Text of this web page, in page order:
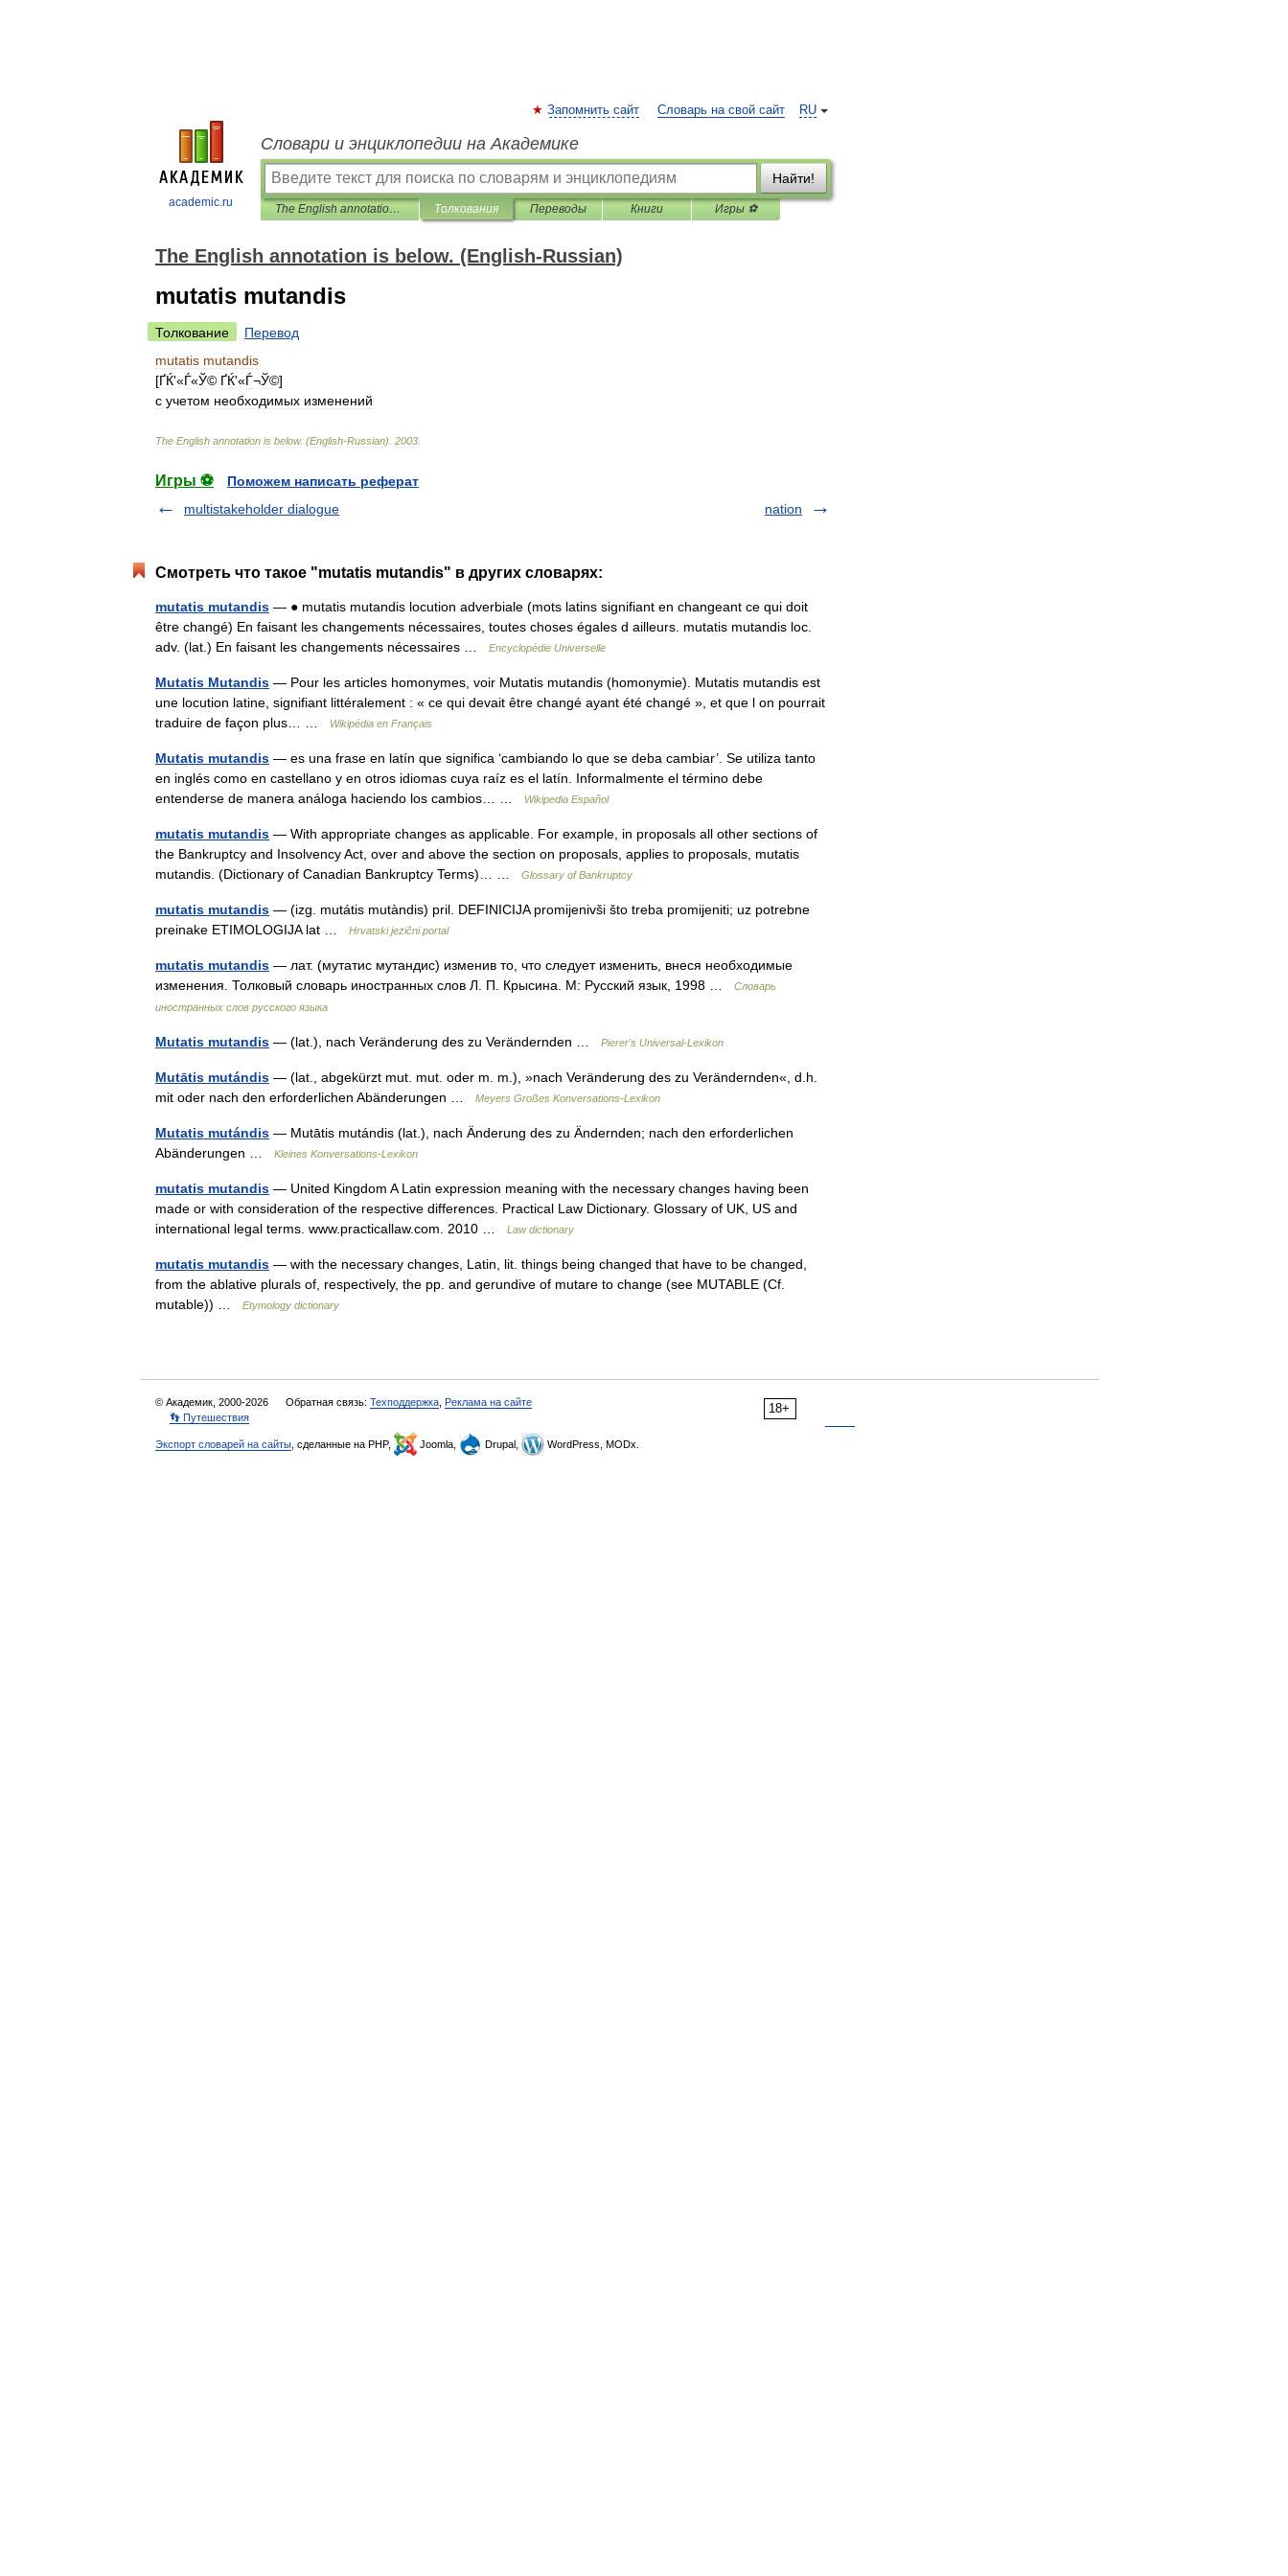
academic.ru
RU
Запомнить сайт Словарь на свой сайт
Словари и энциклопедии на Академике
Найти!
The English annotation is below. (English-Russian) Толкования Переводы Книги Игры ⚽
The English annotation is below. (English-Russian)
mutatis mutandis
Толкование
Перевод
mutatis mutandis
[ҐЌ'«Ѓ«Ў© ҐЌ'«Ѓ­¬Ў©]
с учетом необходимых изменений
The English annotation is below. (English-Russian) 2003
Игры ⚽
Поможем написать реферат
multistakeholder dialogue
nation
Смотреть что такое "mutatis mutandis" в других словарях:
mutatis mutandis — ● mutatis mutandis locution adverbiale (mots latins signifiant en changeant ce qui doit
être changé) En faisant les changements nécessaires, toutes choses égales d ailleurs. mutatis mutandis loc.
adv. (lat.) En faisant les changements nécessaires …
Encyclopédie Universelle
Mutatis Mutandis — Pour les articles homonymes, voir Mutatis mutandis (homonymie). Mutatis mutandis est
une locution latine, signifiant littéralement : « ce qui devait être changé ayant été changé », et que l on pourrait
traduire de façon plus… …
Wikipédia en Français
Mutatis mutandis — es una frase en latín que significa ‘cambiando lo que se deba cambiar’. Se utiliza tanto
en inglés como en castellano y en otros idiomas cuya raíz es el latín. Informalmente el término debe
entenderse de manera análoga haciendo los cambios… …
Wikipedia Español
mutatis mutandis — With appropriate changes as applicable. For example, in proposals all other sections of
the Bankruptcy and Insolvency Act, over and above the section on proposals, applies to proposals, mutatis
mutandis. (Dictionary of Canadian Bankruptcy Terms)… …
Glossary of Bankruptcy
mutatis mutandis — (izg. mutátis mutàndis) pril. DEFINICIJA promijenivši što treba promijeniti; uz potrebne
preinake ETIMOLOGIJA lat …
Hrvatski jezični portal
mutatis mutandis — лат. (мутатис мутандис) изменив то, что следует изменить, внеся необходимые
изменения. Толковый словарь иностранных слов Л. П. Крысина. М: Русский язык, 1998 …
Словарь
иностранных слов русского языка
Mutatis mutandis — (lat.), nach Veränderung des zu Verändernden … Pierer's Universal-Lexikon
Mutātis mutándis — (lat., abgekürzt mut. mut. oder m. m.), »nach Veränderung des zu Verändernden«, d.h.
mit oder nach den erforderlichen Abänderungen …
Meyers Großes Konversations-Lexikon
Mutatis mutándis — Mutātis mutándis (lat.), nach Änderung des zu Ändernden; nach den erforderlichen
Abänderungen …
Kleines Konversations-Lexikon
mutatis mutandis — United Kingdom A Latin expression meaning with the necessary changes having been
made or with consideration of the respective differences. Practical Law Dictionary. Glossary of UK, US and
international legal terms. www.practicallaw.com. 2010 …
Law dictionary
mutatis mutandis — with the necessary changes, Latin, lit. things being changed that have to be changed,
from the ablative plurals of, respectively, the pp. and gerundive of mutare to change (see MUTABLE (Cf.
mutable)) …
Etymology dictionary
18+
© Академик, 2000-2026 Обратная связь: Техподдержка Реклама на сайте
👣 Путешествия
Экспорт словарей на сайты , сделанные на PHP, Joomla, Drupal, WordPress, MODx.